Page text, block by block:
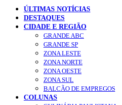
ÚLTIMAS NOTÍCIAS
DESTAQUES
CIDADE E REGIÃO
GRANDE ABC
GRANDE SP
ZONA LESTE
ZONA NORTE
ZONA OESTE
ZONA SUL
BALCÃO DE EMPREGOS
COLUNAS